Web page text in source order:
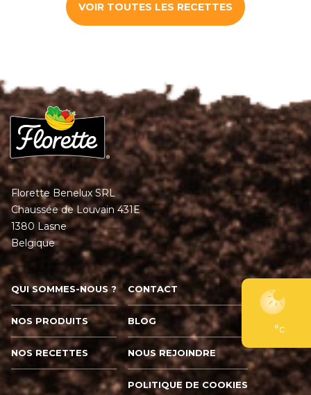
°c
VOIR TOUTES LES RECETTES
Florette Benelux SRL
Chaussée de Louvain 431E
1380 Lasne
Belgique
QUI SOMMES-NOUS ?
NOS PRODUITS
NOS RECETTES
CONTACT
BLOG
NOUS REJOINDRE
POLITIQUE DE COOKIES